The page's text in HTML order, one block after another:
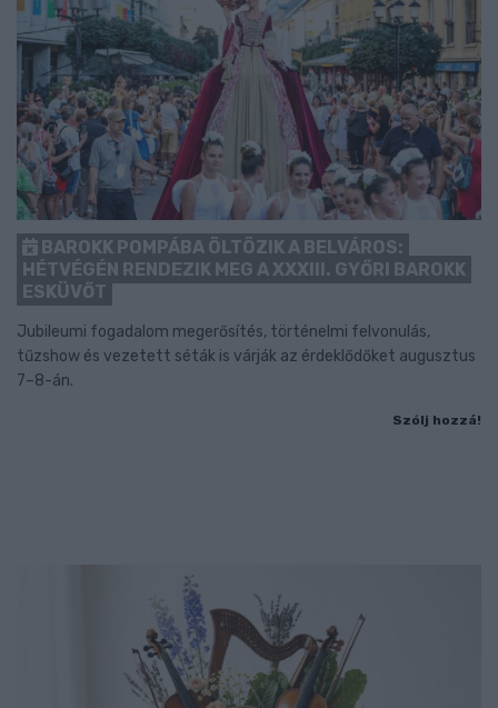
BAROKK POMPÁBA ÖLTÖZIK A BELVÁROS:
HÉTVÉGÉN RENDEZIK MEG A XXXIII. GYŐRI BAROKK
ESKÜVŐT
Jubileumi fogadalom megerősítés, történelmi felvonulás,
tűzshow és vezetett séták is várják az érdeklődőket augusztus
7–8-án.
Szólj hozzá!